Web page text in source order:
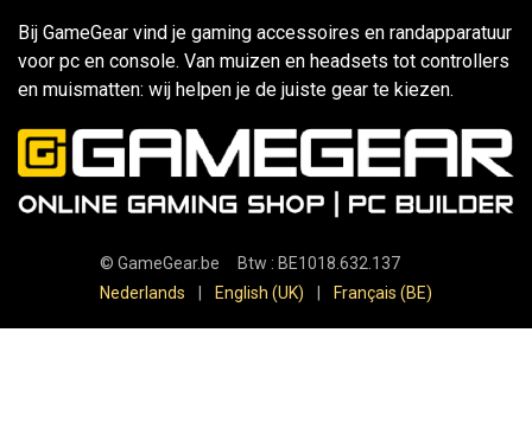
Bij GameGear vind je gaming accessoires en randapparatuur
voor pc en console. Van muizen en headsets tot controllers
en muismatten: wij helpen je de juiste gear te kiezen.
© GameGear.be Btw : BE1018.632.137
Nederlands
English (UK) Français (BE)